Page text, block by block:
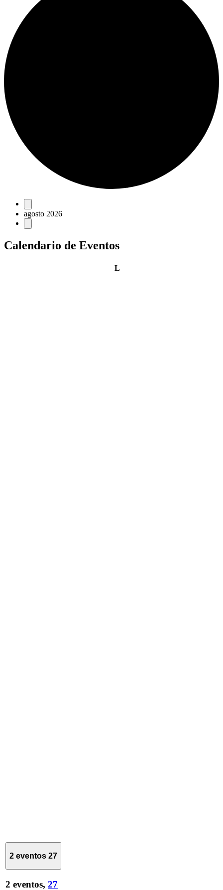
Eventos
agosto 2026
Calendario de Eventos
Llunes
2 eventos 27
2 eventos, 27